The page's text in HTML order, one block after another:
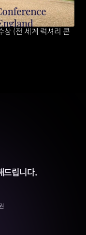
상 (전 세계 럭셔리 콘
드립니다.